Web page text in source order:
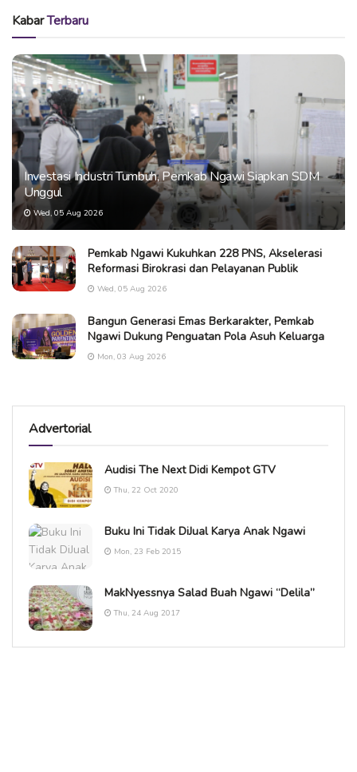
KabarTerbaru
Investasi Industri Tumbuh, Pemkab Ngawi Siapkan SDM
Unggul
Wed, 05 Aug 2026
Pemkab Ngawi Kukuhkan 228 PNS, Akselerasi
Reformasi Birokrasi dan Pelayanan Publik
Wed, 05 Aug 2026
Bangun Generasi Emas Berkarakter, Pemkab
Ngawi Dukung Penguatan Pola Asuh Keluarga
Mon, 03 Aug 2026
Advertorial
Audisi The Next Didi Kempot GTV
Thu, 22 Oct 2020
Buku Ini Tidak DiJual Karya Anak Ngawi
Mon, 23 Feb 2015
MakNyessnya Salad Buah Ngawi “Delila”
Thu, 24 Aug 2017